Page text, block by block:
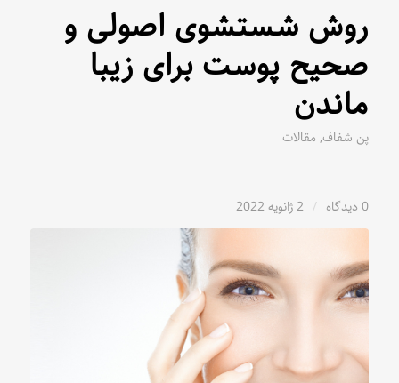
روش شستشوی اصولی و
صحیح پوست برای زیبا
ماندن
پن شفاف, مقالات
0 دیدگاه / 2 ژانویه 2022